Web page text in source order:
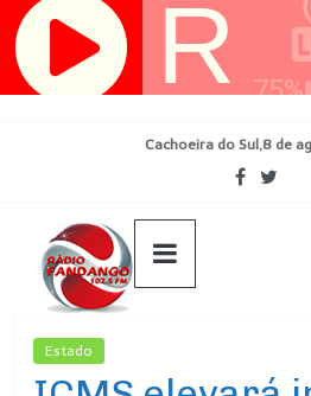
Pular
para
Cachoeira do Sul,8 de
Estado